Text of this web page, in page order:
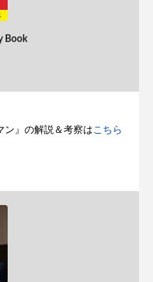
Book
ン』の解説＆考察はこちら